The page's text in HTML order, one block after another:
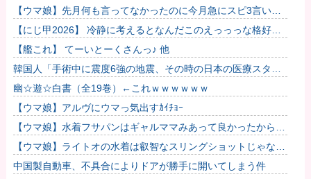
実る…♡」
【ウマ娘】先月何も言ってなかったのに今月急にスピ3言い出
したのが怪しいよな。
【にじ甲2026】 冷静に考えるとなんだこのえっっっな格好
は…？
【艦これ】 てーいとーくさんっ♪ 他
韓国人「手術中に震度6強の地震、その時の日本の医療スタッ
フたちの姿をご覧ください」→「マジで鳥肌立った」「こうい
う姿は韓...
幽☆遊☆白書（全19巻）←これｗｗｗｗｗｗ
【ウマ娘】アルヴにウマっ気出すｶｲﾁｮｰ
【ウマ娘】水着フサパンはギャルママみあって良かったから引
く【ウマ娘】ライトオの水着は叡智なスリングショットじゃなく
て多分これ。
中国製自動車、不具合によりドアが勝手に開いてしまう件